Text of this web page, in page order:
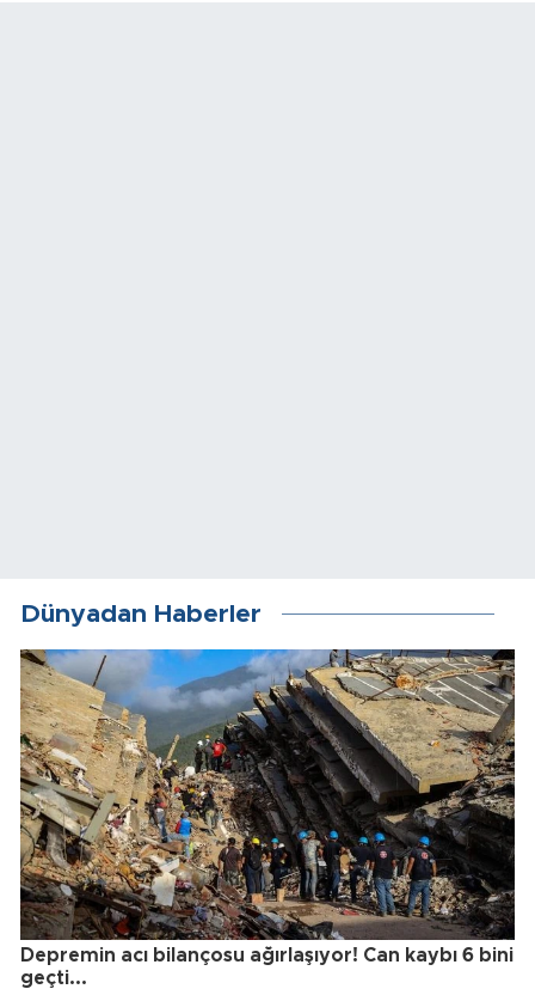
Dünyadan Haberler
Depremin acı bilançosu ağırlaşıyor! Can kaybı 6 bini
geçti...